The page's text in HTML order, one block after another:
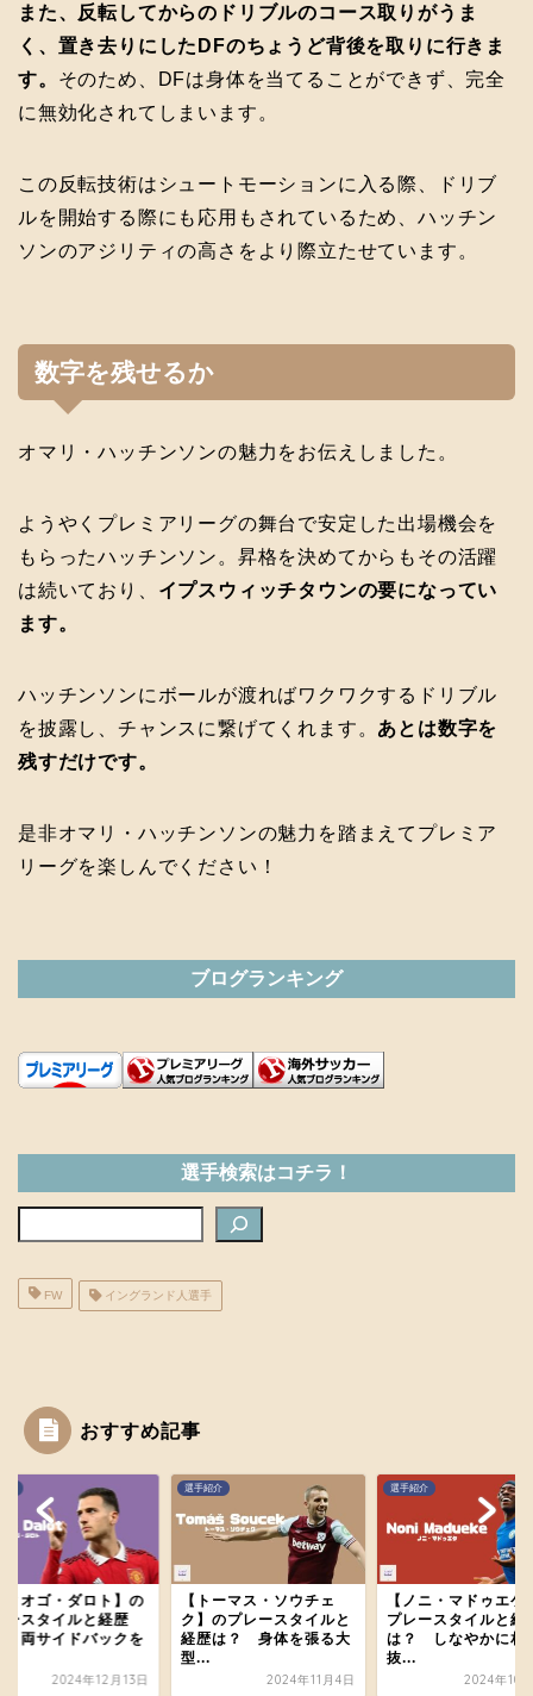
また、反転してからのドリブルのコース取りがうま
く、置き去りにしたDFのちょうど背後を取りに行きま
す。 そのため、DFは身体を当てることができず、完全
に無効化されてしまいます。
この反転技術はシュートモーションに入る際、ドリブ
ルを開始する際にも応用もされているため、ハッチン
ソンのアジリティの高さをより際立たせています。
数字を残せるか
オマリ・ハッチンソンの魅力をお伝えしました。
ようやくプレミアリーグの舞台で安定した出場機会を
もらったハッチンソン。昇格を決めてからもその活躍
は続いており、 イプスウィッチタウンの要になってい
ます。
ハッチンソンにボールが渡ればワクワクするドリブル
を披露し、チャンスに繋げてくれます。 あとは数字を
残すだけです。
是非オマリ・ハッチンソンの魅力を踏まえてプレミア
リーグを楽しんでください！
ブログランキング
選手検索はコチラ！
FW イングランド人選手
おすすめ記事
ィオゴ・ダロト】の
ースタイルと経歴
両サイドバックを
2024年12月13日
選手紹介
【トーマス・ソウチェ
ク】のプレースタイルと
経歴は？ 身体を張る大
型...
2024年11月4日
選手紹介
【ノニ・マドゥエケ
プレースタイルと経
は？ しなやかに相
抜...
2024年10
ホーム
プレミアリーグのあれこ
紹介メディア